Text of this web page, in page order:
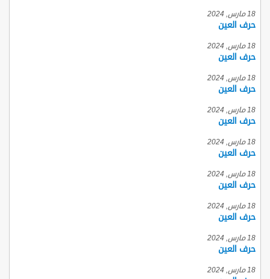
18 مارس, 2024
حرف العين
18 مارس, 2024
حرف العين
18 مارس, 2024
حرف العين
18 مارس, 2024
حرف العين
18 مارس, 2024
حرف العين
18 مارس, 2024
حرف العين
18 مارس, 2024
حرف العين
18 مارس, 2024
حرف العين
18 مارس, 2024